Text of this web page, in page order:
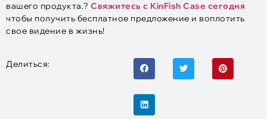
вашего продукта.? Свяжитесь с KinFish Case сегодня
чтобы получить бесплатное предложение и воплотить
свое видение в жизнь!
Делиться: